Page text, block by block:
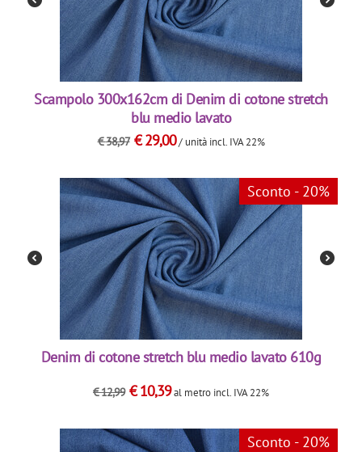
Scampolo 300x162cm di Denim di cotone stretch
blu medio lavato
€38,97 €29,00 / unità incl. IVA 22%
Sconto - 20%
Denim di cotone stretch blu medio lavato 610g
€12,99 €10,39al metro incl. IVA 22%
Sconto - 20%